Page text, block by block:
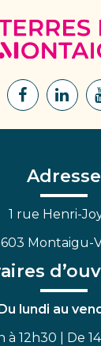
Lien
Facebook
Lien
Adresse
1 rue Henri-
Montaigu-
lundi au
à 12h30 | De